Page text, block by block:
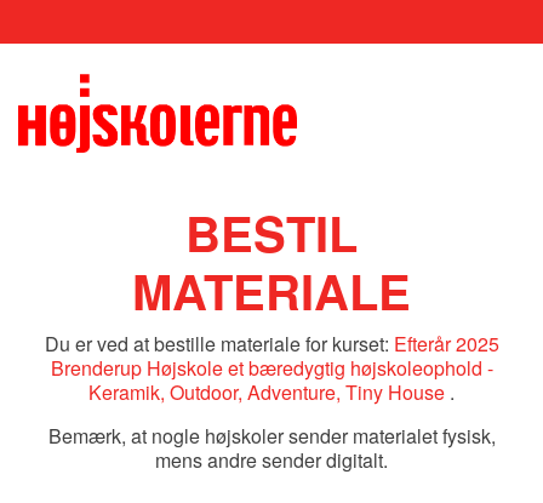
BESTIL
MATERIALE
Du er ved at bestille materiale for kurset: Efterår 2025
Brenderup Højskole et bæredygtig højskoleophold -
Keramik, Outdoor, Adventure, Tiny House .
Bemærk, at nogle højskoler sender materialet fysisk,
mens andre sender digitalt.